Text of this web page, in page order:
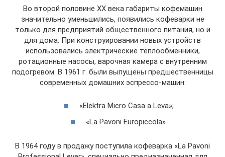
Во второй половине XX века габариты кофемашин
значительно уменьшились, появились кофеварки не
только для предприятий общественного питания, но и
для дома. При конструировании новых устройств
использовались электрические теплообменники,
ротационные насосы, варочная камера с внутренним
подогревом. В 1961 г. были выпущены предшественницы
современных домашних эспрессо-машин:
«Elektra Micro Casa a Leva»;
«La Pavoni Europiccola».
В 1964 году в продажу поступила кофеварка «La Pavoni